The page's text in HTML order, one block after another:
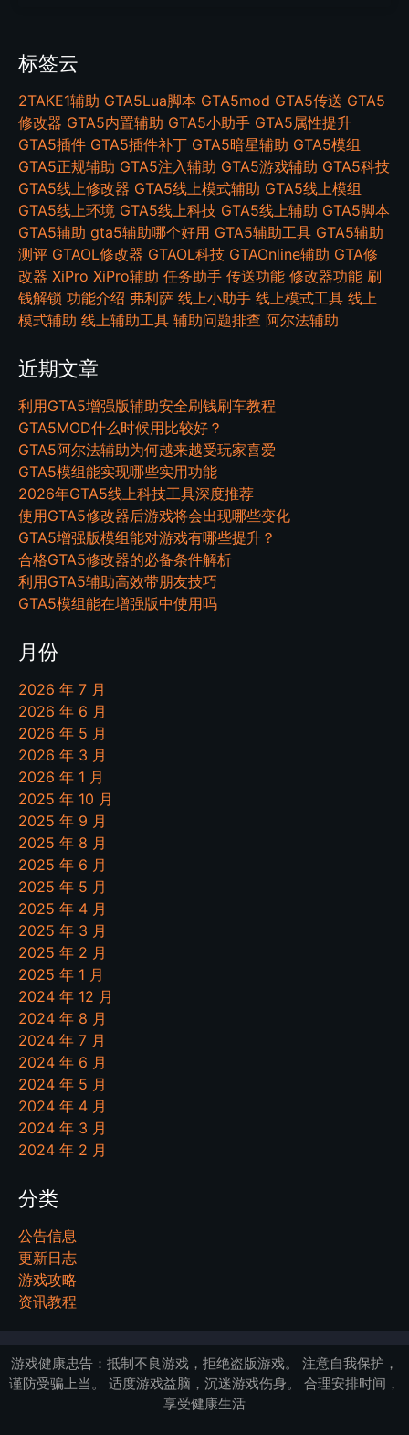
标签云
2TAKE1辅助 GTA5Lua脚本 GTA5mod GTA5传送 GTA5
修改器 GTA5内置辅助 GTA5小助手 GTA5属性提升
GTA5插件 GTA5插件补丁 GTA5暗星辅助 GTA5模组
GTA5正规辅助 GTA5注入辅助 GTA5游戏辅助 GTA5科技
GTA5线上修改器 GTA5线上模式辅助 GTA5线上模组
GTA5线上环境 GTA5线上科技 GTA5线上辅助 GTA5脚本
GTA5辅助 gta5辅助哪个好用 GTA5辅助工具 GTA5辅助
测评 GTAOL修改器 GTAOL科技 GTAOnline辅助 GTA修
改器 XiPro XiPro辅助 任务助手 传送功能 修改器功能 刷
钱解锁 功能介绍 弗利萨 线上小助手 线上模式工具 线上
模式辅助 线上辅助工具 辅助问题排查 阿尔法辅助
近期文章
利用GTA5增强版辅助安全刷钱刷车教程
GTA5MOD什么时候用比较好？
GTA5阿尔法辅助为何越来越受玩家喜爱
GTA5模组能实现哪些实用功能
2026年GTA5线上科技工具深度推荐
使用GTA5修改器后游戏将会出现哪些变化
GTA5增强版模组能对游戏有哪些提升？
合格GTA5修改器的必备条件解析
利用GTA5辅助高效带朋友技巧
GTA5模组能在增强版中使用吗
月份
2026 年 7 月
2026 年 6 月
2026 年 5 月
2026 年 3 月
2026 年 1 月
2025 年 10 月
2025 年 9 月
2025 年 8 月
2025 年 6 月
2025 年 5 月
2025 年 4 月
2025 年 3 月
2025 年 2 月
2025 年 1 月
2024 年 12 月
2024 年 8 月
2024 年 7 月
2024 年 6 月
2024 年 5 月
2024 年 4 月
2024 年 3 月
2024 年 2 月
分类
公告信息
更新日志
游戏攻略
资讯教程
游戏健康忠告：抵制不良游戏，拒绝盗版游戏。 注意自我保护，
谨防受骗上当。 适度游戏益脑，沉迷游戏伤身。 合理安排时间，
享受健康生活